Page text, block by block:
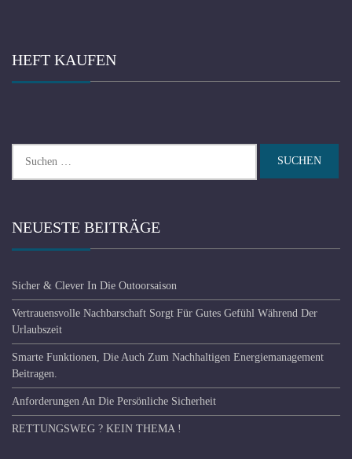
HEFT KAUFEN
nach:
NEUESTE BEITRÄGE
Sicher & Clever In Die Outoorsaison
Vertrauensvolle Nachbarschaft Sorgt Für Gutes Gefühl Während Der
Urlaubszeit
Smarte Funktionen, Die Auch Zum Nachhaltigen Energiemanagement
Beitragen.
Anforderungen An Die Persönliche Sicherheit
RETTUNGSWEG ? KEIN THEMA !